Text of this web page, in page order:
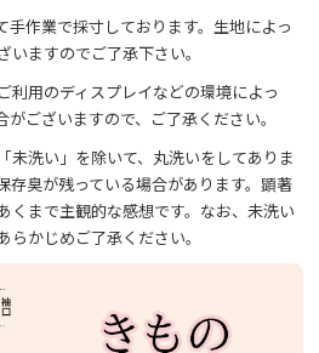
作業で採寸しております。生地によっ
ますのでご了承下さい。
用のディスプレイなどの環境によっ
ございますので、ご了承ください。
洗い」を除いて、丸洗いをしてありま
存臭が残っている場合があります。顕著
くまで主観的な感想です。なお、未洗い
かじめご了承ください。